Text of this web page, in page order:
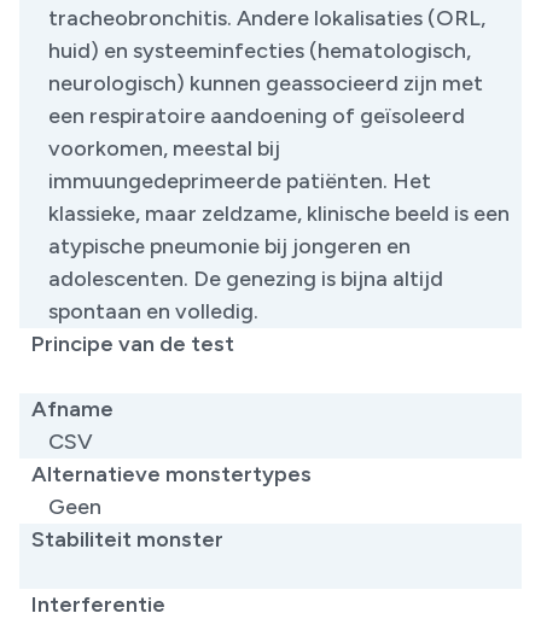
tracheobronchitis. Andere lokalisaties (ORL,
huid) en systeeminfecties (hematologisch,
neurologisch) kunnen geassocieerd zijn met
een respiratoire aandoening of geïsoleerd
voorkomen, meestal bij
immuungedeprimeerde patiënten. Het
klassieke, maar zeldzame, klinische beeld is een
atypische pneumonie bij jongeren en
adolescenten. De genezing is bijna altijd
spontaan en volledig.
Principe van de test
Afname
CSV
Alternatieve monstertypes
Geen
Stabiliteit monster
Interferentie